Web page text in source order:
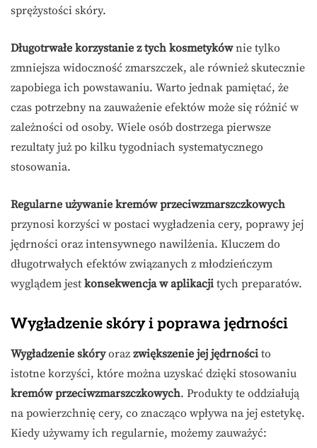
sprężystości skóry.
Długotrwałe korzystanie z tych kosmetykównie tylko
zmniejsza widoczność zmarszczek, ale również skutecznie
zapobiega ich powstawaniu. Warto jednak pamiętać, że
czas potrzebny na zauważenie efektów może się różnić w
zależności od osoby. Wiele osób dostrzega pierwsze
rezultaty już po kilku tygodniach systematycznego
stosowania.
Regularne używanie kremów przeciwzmarszczkowych
przynosi korzyści w postaci wygładzenia cery, poprawy jej
jędrności oraz intensywnego nawilżenia. Kluczem do
długotrwałych efektów związanych z młodzieńczym
wyglądem jest konsekwencja w aplikacji tych preparatów.
Wygładzenie skóry i poprawa jędrności
Wygładzenie skóryoraz zwiększenie jej jędrności to
istotne korzyści, które można uzyskać dzięki stosowaniu
kremów przeciwzmarszczkowych. Produkty te oddziałują
na powierzchnię cery, co znacząco wpływa na jej estetykę.
Kiedy używamy ich regularnie, możemy zauważyć: